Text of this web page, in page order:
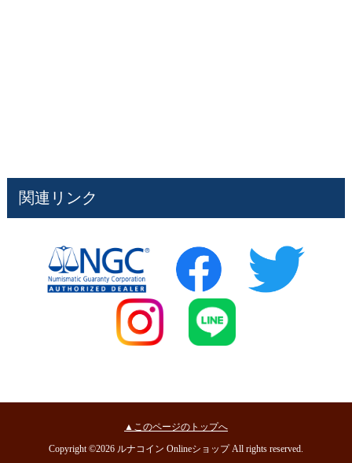
関連リンク
▲このページのトップへ
Copyright ©2026 ルナコイン Onlineショップ All rights reserved.